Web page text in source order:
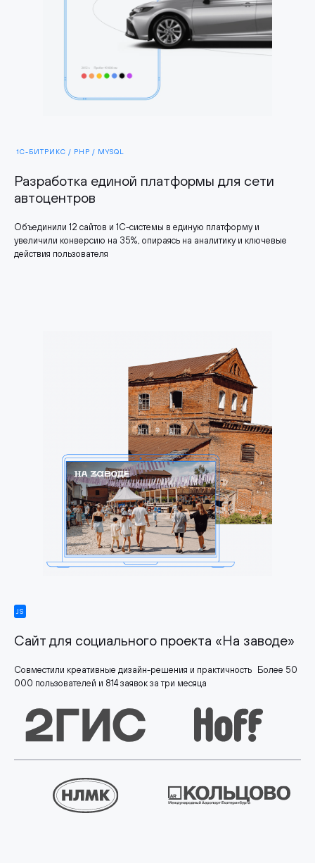
1С-БИТРИКС / PHP / MYSQL
Разработка единой платформы для сети
автоцентров
Объединили 12 сайтов и 1С-системы в единую платформу и
увеличили конверсию на 35%, опираясь на аналитику и ключевые
действия пользователя
JS
Сайт для социального проекта «На заводе»
Совместили креативные дизайн-решения и практичность Более 50
000 пользователей и 814 заявок за три месяца